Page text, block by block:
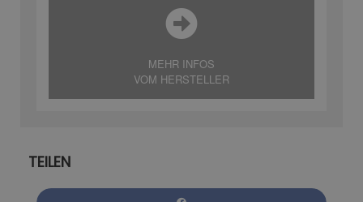
MEHR INFOS
VOM HERSTELLER
TEILEN